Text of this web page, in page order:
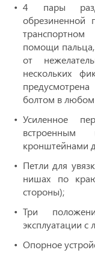
4 пары
обрезиненной
помощи
от
нескольких
болтом в
Усиленное
встроенным
кронштейнами
Петли для
нишах по
стороны);
Три
эксплуатации
Опорное